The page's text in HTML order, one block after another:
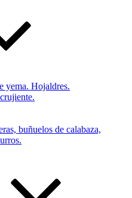
yema. Hojaldres.
buñuelos de calabaza,